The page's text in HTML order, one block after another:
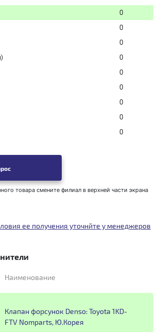
0
0
0
0
0
0
0
0
0
товара смените филиал в верхней части экрана
ее получения уточнйте у менеджеров
Наименование
Клапан форсунок Denso: Toyota 1KD-
FTV Nomparts, Ю.Корея